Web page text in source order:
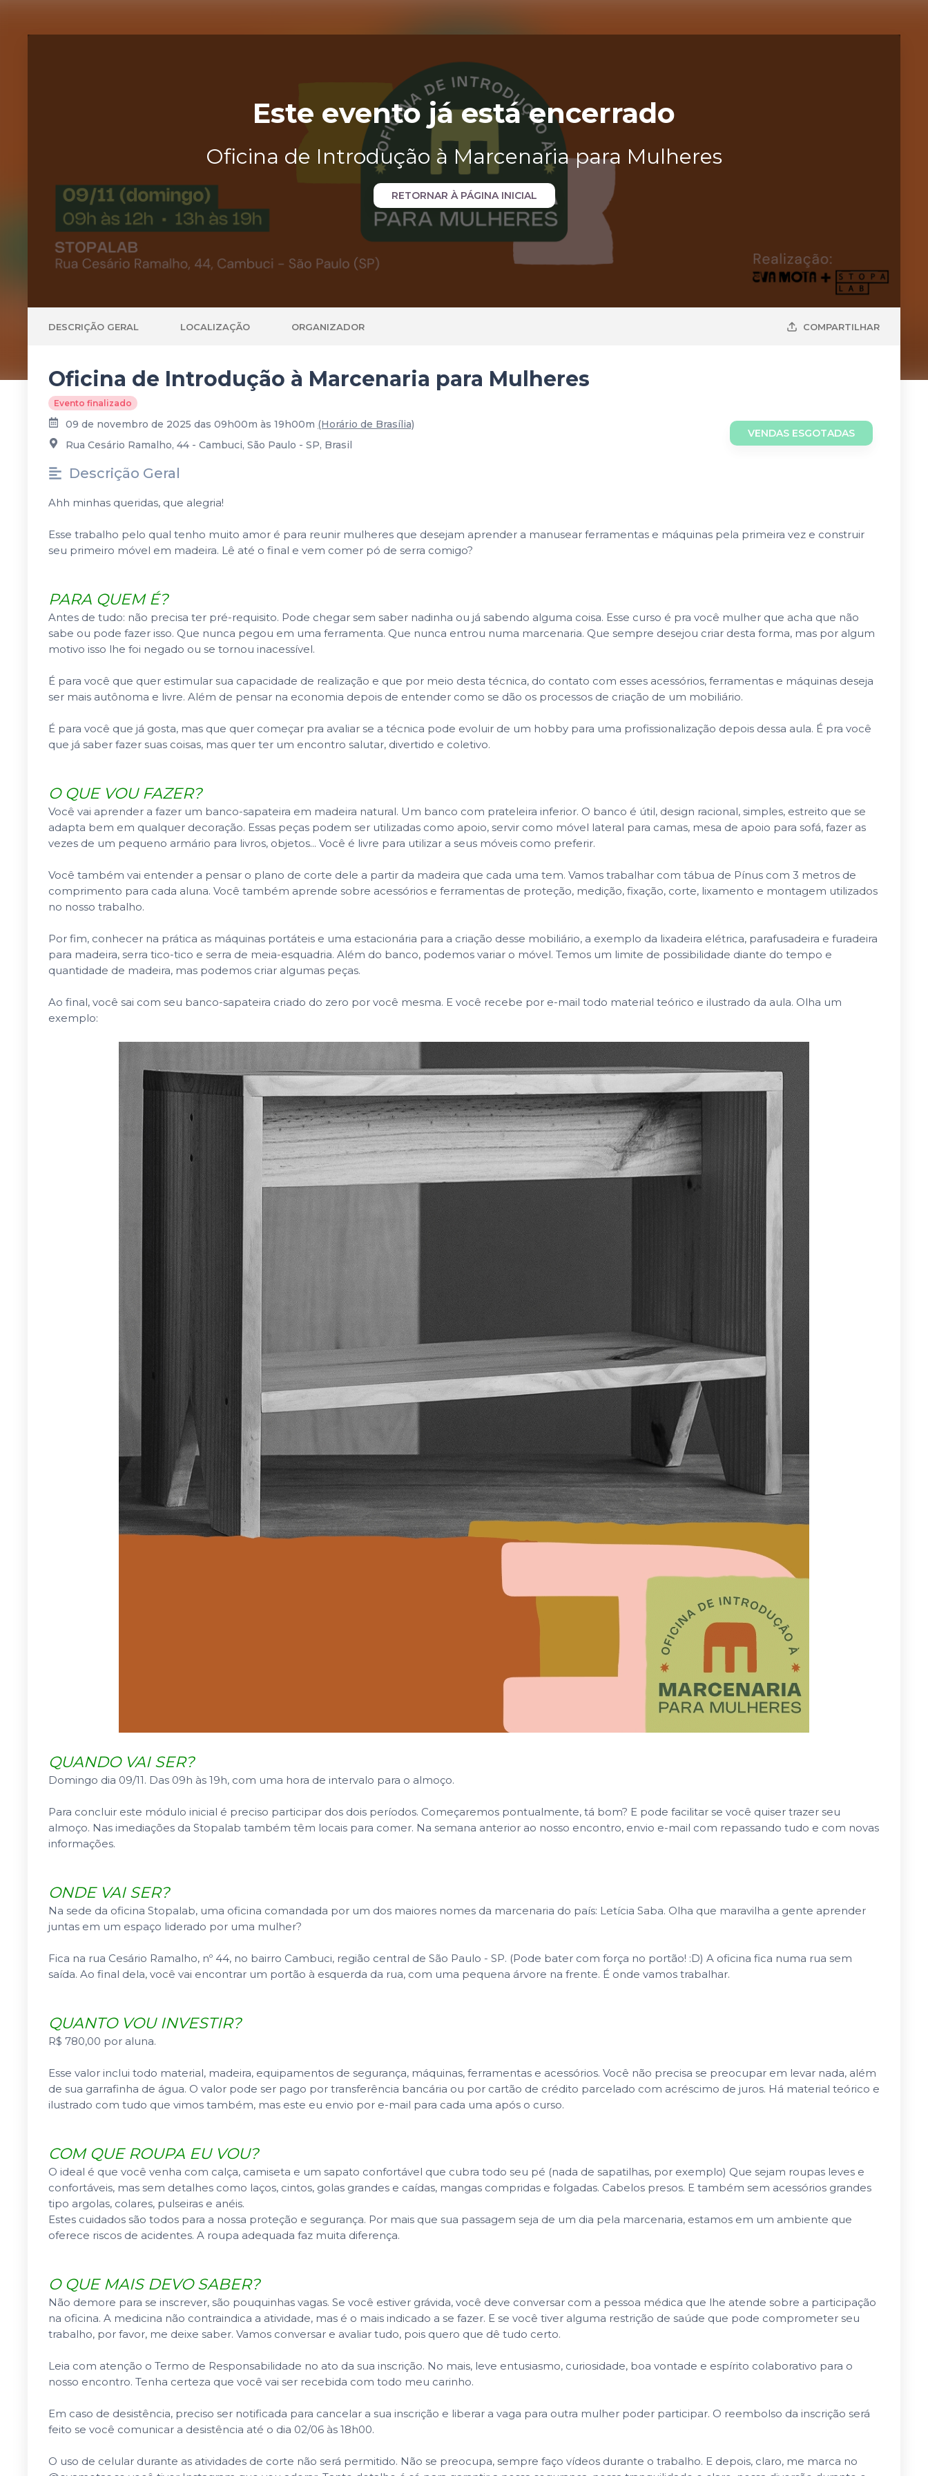
Este evento já está encerrado
Oficina de Introdução à Marcenaria para Mulheres
RETORNAR À PÁGINA INICIAL
DESCRIÇÃO GERAL LOCALIZAÇÃO ORGANIZADOR COMPARTILHAR
Oficina de Introdução à Marcenaria para Mulheres
Evento finalizado
09 de novembro de 2025 das 09h00m às 19h00m (Horário de Brasília)
Rua Cesário Ramalho, 44 - Cambuci, São Paulo - SP, Brasil
VENDAS ESGOTADAS
Descrição Geral
Ahh minhas queridas, que alegria!
Esse trabalho pelo qual tenho muito amor é para reunir mulheres que desejam aprender a manusear ferramentas e máquinas pela primeira vez e construir
seu primeiro móvel em madeira. Lê até o final e vem comer pó de serra comigo?
PARA QUEM É?
Antes de tudo: não precisa ter pré-requisito. Pode chegar sem saber nadinha ou já sabendo alguma coisa. Esse curso é pra você mulher que acha que não
sabe ou pode fazer isso. Que nunca pegou em uma ferramenta. Que nunca entrou numa marcenaria. Que sempre desejou criar desta forma, mas por algum
motivo isso lhe foi negado ou se tornou inacessível.
É para você que quer estimular sua capacidade de realização e que por meio desta técnica, do contato com esses acessórios, ferramentas e máquinas deseja
ser mais autônoma e livre. Além de pensar na economia depois de entender como se dão os processos de criação de um mobiliário.
É para você que já gosta, mas que quer começar pra avaliar se a técnica pode evoluir de um hobby para uma profissionalização depois dessa aula. É pra você
que já saber fazer suas coisas, mas quer ter um encontro salutar, divertido e coletivo.
O QUE VOU FAZER?
Você vai aprender a fazer um banco-sapateira em madeira natural. Um banco com prateleira inferior. O banco é útil, design racional, simples, estreito que se
adapta bem em qualquer decoração. Essas peças podem ser utilizadas como apoio, servir como móvel lateral para camas, mesa de apoio para sofá, fazer as
vezes de um pequeno armário para livros, objetos... Você é livre para utilizar a seus móveis como preferir.
Você também vai entender a pensar o plano de corte dele a partir da madeira que cada uma tem. Vamos trabalhar com tábua de Pínus com 3 metros de
comprimento para cada aluna. Você também aprende sobre acessórios e ferramentas de proteção, medição, fixação, corte, lixamento e montagem utilizados
no nosso trabalho.
Por fim, conhecer na prática as máquinas portáteis e uma estacionária para a criação desse mobiliário, a exemplo da lixadeira elétrica, parafusadeira e furadeira
para madeira, serra tico-tico e serra de meia-esquadria. Além do banco, podemos variar o móvel. Temos um limite de possibilidade diante do tempo e
quantidade de madeira, mas podemos criar algumas peças.
Ao final, você sai com seu banco-sapateira criado do zero por você mesma. E você recebe por e-mail todo material teórico e ilustrado da aula. Olha um
exemplo:
QUANDO VAI SER?
Domingo dia 09/11. Das 09h às 19h, com uma hora de intervalo para o almoço.
Para concluir este módulo inicial é preciso participar dos dois períodos. Começaremos pontualmente, tá bom? E pode facilitar se você quiser trazer seu
almoço. Nas imediações da Stopalab também têm locais para comer. Na semana anterior ao nosso encontro, envio e-mail com repassando tudo e com novas
informações.
ONDE VAI SER?
Na sede da oficina Stopalab, uma oficina comandada por um dos maiores nomes da marcenaria do país: Letícia Saba. Olha que maravilha a gente aprender
juntas em um espaço liderado por uma mulher?
Fica na rua Cesário Ramalho, nº 44, no bairro Cambuci, região central de São Paulo - SP. (Pode bater com força no portão! :D) A oficina fica numa rua sem
saída. Ao final dela, você vai encontrar um portão à esquerda da rua, com uma pequena árvore na frente. É onde vamos trabalhar.
QUANTO VOU INVESTIR?
R$ 780,00 por aluna.
Esse valor inclui todo material, madeira, equipamentos de segurança, máquinas, ferramentas e acessórios. Você não precisa se preocupar em levar nada, além
de sua garrafinha de água. O valor pode ser pago por transferência bancária ou por cartão de crédito parcelado com acréscimo de juros. Há material teórico e
ilustrado com tudo que vimos também, mas este eu envio por e-mail para cada uma após o curso.
COM QUE ROUPA EU VOU?
O ideal é que você venha com calça, camiseta e um sapato confortável que cubra todo seu pé (nada de sapatilhas, por exemplo) Que sejam roupas leves e
confortáveis, mas sem detalhes como laços, cintos, golas grandes e caídas, mangas compridas e folgadas. Cabelos presos. E também sem acessórios grandes
tipo argolas, colares, pulseiras e anéis.
Estes cuidados são todos para a nossa proteção e segurança. Por mais que sua passagem seja de um dia pela marcenaria, estamos em um ambiente que
oferece riscos de acidentes. A roupa adequada faz muita diferença.
O QUE MAIS DEVO SABER?
Não demore para se inscrever, são pouquinhas vagas. Se você estiver grávida, você deve conversar com a pessoa médica que lhe atende sobre a participação
na oficina. A medicina não contraindica a atividade, mas é o mais indicado a se fazer. E se você tiver alguma restrição de saúde que pode comprometer seu
trabalho, por favor, me deixe saber. Vamos conversar e avaliar tudo, pois quero que dê tudo certo.
Leia com atenção o Termo de Responsabilidade no ato da sua inscrição. No mais, leve entusiasmo, curiosidade, boa vontade e espírito colaborativo para o
nosso encontro. Tenha certeza que você vai ser recebida com todo meu carinho.
Em caso de desistência, preciso ser notificada para cancelar a sua inscrição e liberar a vaga para outra mulher poder participar. O reembolso da inscrição será
feito se você comunicar a desistência até o dia 02/06 às 18h00.
O uso de celular durante as atividades de corte não será permitido. Não se preocupa, sempre faço vídeos durante o trabalho. E depois, claro, me marca no